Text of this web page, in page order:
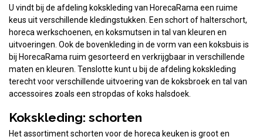
U vindt bij de afdeling kokskleding van HorecaRama een ruime
keus uit verschillende kledingstukken. Een schort of halterschort,
horeca werkschoenen, en koksmutsen in tal van kleuren en
uitvoeringen. Ook de bovenkleding in de vorm van een koksbuis is
bij HorecaRama ruim gesorteerd en verkrijgbaar in verschillende
maten en kleuren. Tenslotte kunt u bij de afdeling kokskleding
terecht voor verschillende uitvoering van de koksbroek en tal van
accessoires zoals een stropdas of koks halsdoek.
Kokskleding: schorten
Het assortiment schorten voor de horeca keuken is groot en